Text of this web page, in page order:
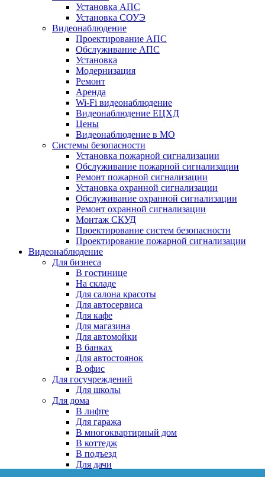
Установка АПС
Установка СОУЭ
Видеонаблюдение
Проектирование АПС
Обслуживание АПС
Установка
Модернизация
Ремонт
Аренда
Wi-Fi видеонаблюдение
Видеонаблюдение ЕЦХД
Цены
Видеонаблюдение в МО
Системы безопасности
Установка пожарной сигнализации
Обслуживание пожарной сигнализации
Ремонт пожарной сигнализации
Установка охранной сигнализации
Обслуживание охранной сигнализации
Ремонт охранной сигнализации
Монтаж СКУД
Проектирование систем безопасности
Проектирование пожарной сигнализации
Видеонаблюдение
Для бизнеса
В гостинице
На складе
Для салона красоты
Для автосервиса
Для кафе
Для магазина
Для автомойки
В банках
Для автостоянок
В офис
Для госучреждений
Для школы
Для дома
В лифте
Для гаража
В многоквартирный дом
В коттедж
В подъезд
Для дачи